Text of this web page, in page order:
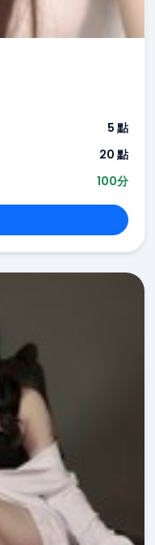
5 點
20 點
100分